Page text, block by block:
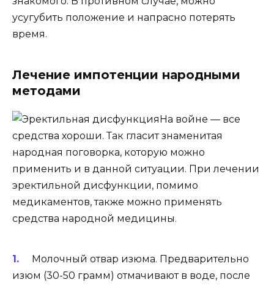
усугубить положение и напрасно потерять
время.
Лечение импотенции народными
методами
На войне — все
средства хороши. Так гласит знаменитая
народная поговорка, которую можно
применить и в данной ситуации. При лечении
эректильной дисфункции, помимо
медикаментов, также можно применять
средства народной медицины.
Молочный отвар изюма. Предварительно
изюм (30-50 грамм) отмачивают в воде, после